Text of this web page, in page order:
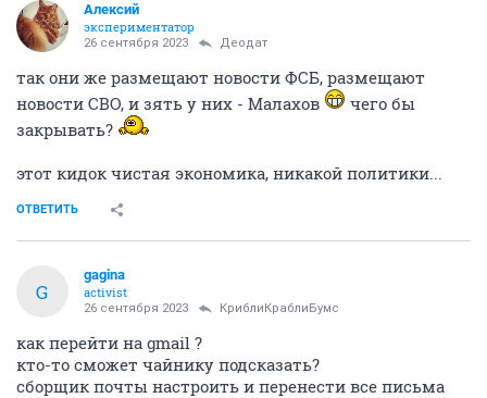
Алексий
экспериментатор
26 сентября 2023 Деодат
так они же размещают новости ФСБ, размещают
новости СВО, и зять у них - Малахов
чего бы
закрывать?
этот кидок чистая экономика, никакой политики...
ОТВЕТИТЬ
G
gagina
activist
26 сентября 2023 КриблиКраблиБумс
как перейти на gmail ?
кто-то сможет чайнику подсказать?
сборщик почты настроить и перенести все письма